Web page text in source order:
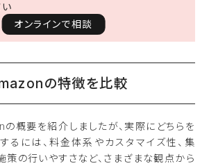
オンラインで相談
の特徴を比較
概要を紹介しましたが、実際にどちらを
るには、料金体系やカスタマイズ性、集
策の行いやすさなど、さまざまな観点から